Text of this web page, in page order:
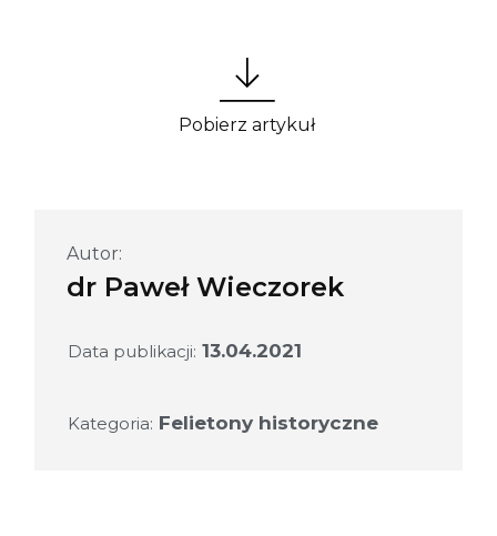
Pobierz artykuł
Autor:
dr Paweł Wieczorek
Data publikacji: 13.04.2021
Kategoria: Felietony historyczne